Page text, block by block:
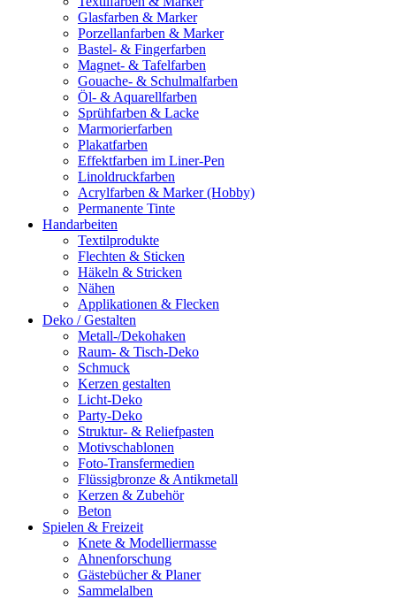
Glasfarben & Marker
Porzellanfarben & Marker
Bastel- & Fingerfarben
Magnet- & Tafelfarben
Gouache- & Schulmalfarben
Öl- & Aquarellfarben
Sprühfarben & Lacke
Marmorierfarben
Plakatfarben
Effektfarben im Liner-Pen
Linoldruckfarben
Acrylfarben & Marker (Hobby)
Permanente Tinte
Handarbeiten
Textilprodukte
Flechten & Sticken
Häkeln & Stricken
Nähen
Applikationen & Flecken
Deko / Gestalten
Metall-/Dekohaken
Raum- & Tisch-Deko
Schmuck
Kerzen gestalten
Licht-Deko
Party-Deko
Struktur- & Reliefpasten
Motivschablonen
Foto-Transfermedien
Flüssigbronze & Antikmetall
Kerzen & Zubehör
Beton
Spielen & Freizeit
Knete & Modelliermasse
Ahnenforschung
Gästebücher & Planer
Sammelalben